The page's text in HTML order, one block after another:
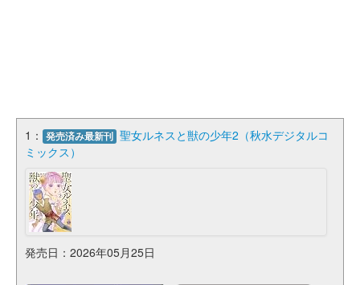
1： 発売済み最新刊 聖女ルネスと獣の少年2（秋水デジタルコ
ミックス）
発売日：2026年05月25日